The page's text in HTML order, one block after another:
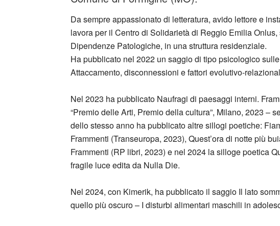
Da sempre appassionato di letteratura, avido lettore e
lavora per il Centro di Solidarietà di Reggio Emilia
Dipendenze Patologiche, in una struttura residenziale.
Ha pubblicato nel 2022 un saggio di tipo psicologico
Attaccamento, disconnessioni e fattori evolutivo-
Nel 2023 ha pubblicato Naufragi di paesaggi interni.
“Premio delle Arti, Premio della cultura”, Milano, 2023 –
dello stesso anno ha pubblicato altre sillogi poetiche:
Frammenti (Transeuropa, 2023), Quest’ora di notte più
Frammenti (RP libri, 2023) e nel 2024 la silloge poetica
fragile luce edita da Nulla Die.
Nel 2024, con Kimerik, ha pubblicato il saggio Il lato
quello più oscuro – I disturbi alimentari maschili in